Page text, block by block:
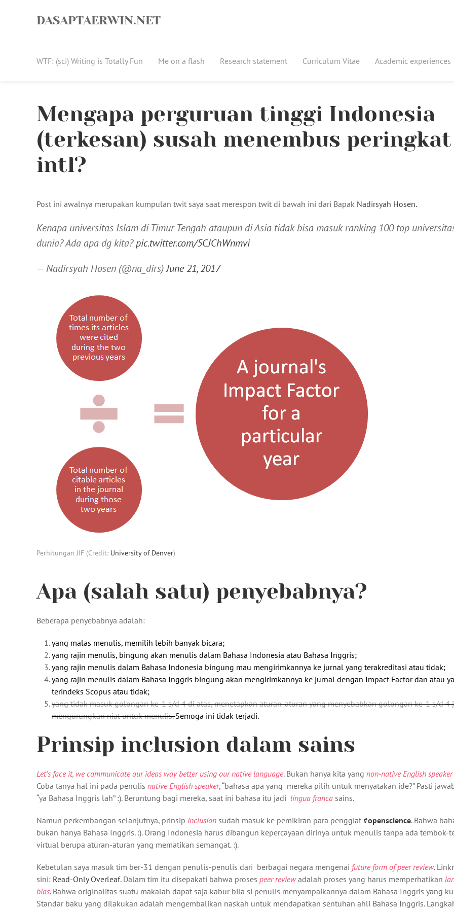
DASAPTAERWIN.NET
WTF: (sci) Writing is Totally Fun Me on a flash Research statement Curriculum Vitae Academic experiences
Mengapa perguruan tinggi Indonesia
(terkesan) susah menembus peringkat
intl?
Post ini awalnya merupakan kumpulan twit saya saat merespon twit di bawah ini dari Bapak Nadirsyah Hosen.
Kenapa universitas Islam di Timur Tengah ataupun di Asia tidak bisa masuk ranking 100 top
dunia? Ada apa dg kita?pic.twitter.com/5CJChWnmvi
— Nadirsyah Hosen (@na_dirs)June 21, 2017
Perhitungan JIF (Credit: University of Denver)
Apa (salah satu) penyebabnya?
Beberapa penyebabnya adalah:
yang malas menulis, memilih lebih banyak bicara;
yang rajin menulis, bingung akan menulis dalam Bahasa Indonesia atau Bahasa Inggris;
yang rajin menulis dalam Bahasa Indonesia bingung mau mengirimkannya ke jurnal yang terakreditasi atau tidak;
yang rajin menulis dalam Bahasa Inggris bingung akan mengirimkannya ke jurnal dengan Impact Factor dan atau
terindeks Scopus atau tidak;
yang tidak masuk golongan ke-1 s/d 4 di atas, menetapkan aturan-aturan yang menyebabkan golongan ke-1 s/d
mengurungkan niat untuk menulis. Semoga ini tidak terjadi.
Prinsip inclusion dalam sains
Let’s face it, we communicate our ideas way better using our native language. Bukan hanya kita yang non-native English speaker
Coba tanya hal ini pada penulis native English speaker, “bahasa apa yang mereka pilih untuk menyatakan ide?” Pasti
“ya Bahasa Inggris lah” :). Beruntung bagi mereka, saat ini bahasa itu jadi lingua franca sains.
Namun perkembangan selanjutnya, prinsip inclusion sudah masuk ke pemikiran para penggiat #openscience. Bahwa
bukan hanya Bahasa Inggris. :). Orang Indonesia harus dibangun kepercayaan dirinya untuk menulis tanpa ada tembok-
virtual berupa aturan-aturan yang mematikan semangat. :).
Kebetulan saya masuk tim ber-31 dengan penulis-penulis dari berbagai negara mengenai future form of peer review.
sini: Read-Only Overleaf. Dalam tim itu disepakati bahwa proses peer reviewadalah proses yang harus memperhatikan
bias. Bahwa originalitas suatu makalah dapat saja kabur bila si penulis menyampaikannya dalam Bahasa Inggris yang
Standar baku yang dilakukan adalah mengembalikan naskah untuk mendapatkan sentuhan ahli Bahasa Inggris.